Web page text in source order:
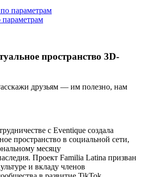
параметрам
параметрам
пространство 3D-
друзьям — им полезно, нам
с Eventique создала
пространство в социальной сети,
месяцу
Проект Familia Latina призван
и вкладу членов